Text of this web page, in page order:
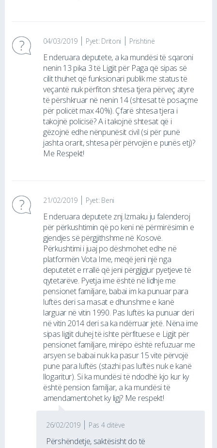
04/03/2019 Pyet: Dritoni Prishtinë
E nderuara deputete, a ka mundësi të sqaroni
nenin 13 pika 3 të Ligjit për Paga që sipas së
cilit thuhet që funksionari publik me status të
veçantë nuk përfiton shtesa tjera përveç atyre
të përshkruar në nenin 14 (shtesat të posaçme
për policët max 40%). Çfarë shtesa tjera i
takojnë policisë? A i takojnë shtesat që i
gëzojnë edhe nënpunësit civil (si për punë
jashta orarit, shtesa për përvojën e punës etj)?
Me Respekt!
21/02/2019 Pyet: Beni
E nderuara deputete znj.Izmaku ju falenderoj
për përkushtimin që po keni në përmirësimin e
gjendjes së përgjithshme në Kosovë.
Përkushtimi i juaj po dëshmohet edhe në
platformën Vota Ime, meqë jeni një nga
deputetët e rrallë që jeni përgjigjur pyetjeve të
qytetarëve. Pyetja ime është në lidhje me
pensionet familjare, babai im ka punuar para
luftës deri sa masat e dhunshme e kanë
larguar në vitin 1990. Pas luftës ka punuar deri
në vitin 2014 deri sa ka ndërruar jetë. Nëna ime
sipas ligjit duhej të ishte përfituese e Ligjit për
pensionet familjare, mirëpo është refuzuar me
arsyen se babai nuk ka pasur 15 vite përvojë
pune para luftës (stazhi pas luftës nuk e kanë
llogaritur). Si ka mundësi të ndodhë kjo kur ky
është pension familjar, a ka mundësi të
amendamentohet ky ligj? Me respekt!
26/02/2019 Pas 4 ditëve
Përshëndetje, saktësisht do të